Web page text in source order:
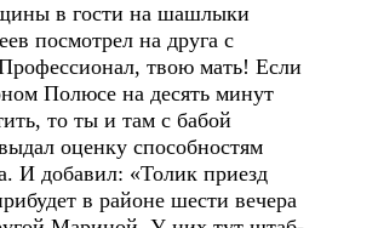
в гости на шашлыки
посмотрел на друга с
твою мать! Если
Полюсе на десять минут
то ты и там с бабой
оценку способностям
И добавил: «Толик приезд
в районе шести вечера